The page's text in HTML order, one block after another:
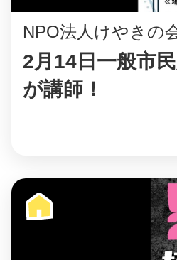
NPO法人けやきの
2月14日一般市
が講師！